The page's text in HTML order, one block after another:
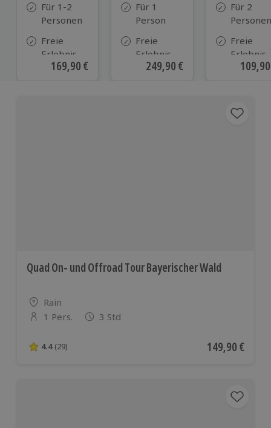
Für 1-2
Personen
Freie
Erlebnis-
Auswahl
Aktueller Preis
169,90 €
Für 1
Person
Freie
Erlebnis-
Auswahl
Aktueller Preis
249,90 €
Für 2
Personen
Freie
Erlebnis-
Auswahl
Quad On- und Offroad Tour Bayerischer Wald
Standort
Rain
Anzahl der Teilnehmer
1 Pers. 3 Std
4.4 von 5 Sternen basierend auf 29 Bewertungen
4.4 (29) Aktueller Preis
149,90 €